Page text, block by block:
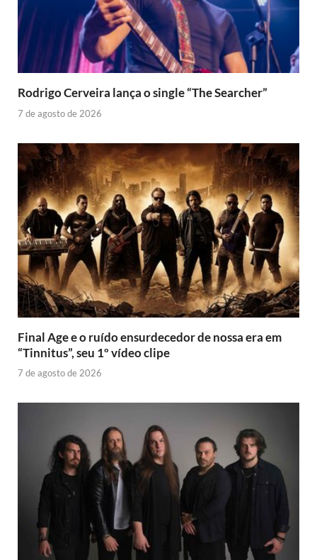
Rodrigo Cerveira lança o single “The Searcher”
7 de agosto de 2026
Final Age e o ruído ensurdecedor de nossa era em
“Tinnitus”, seu 1º vídeo clipe
7 de agosto de 2026